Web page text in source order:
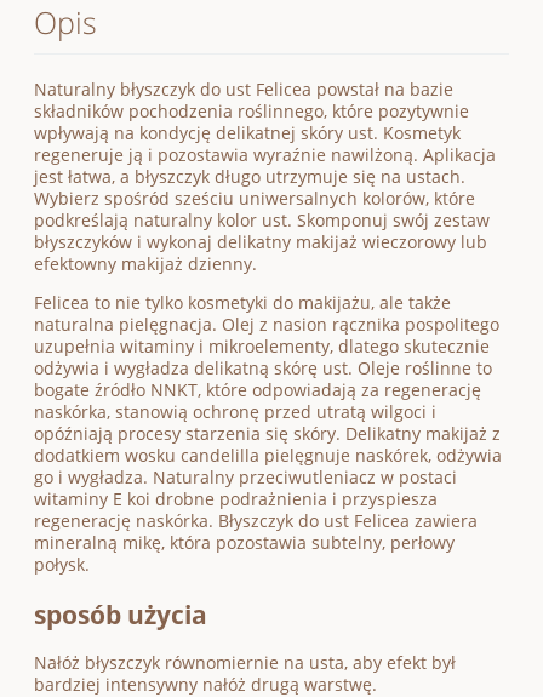
Opis
Naturalny błyszczyk do ust Felicea powstał na bazie
składników pochodzenia roślinnego, które pozytywnie
wpływają na kondycję delikatnej skóry ust. Kosmetyk
regeneruje ją i pozostawia wyraźnie nawilżoną. Aplikacja
jest łatwa, a błyszczyk długo utrzymuje się na ustach.
Wybierz spośród sześciu uniwersalnych kolorów, które
podkreślają naturalny kolor ust. Skomponuj swój zestaw
błyszczyków i wykonaj delikatny makijaż wieczorowy lub
efektowny makijaż dzienny.
Felicea to nie tylko kosmetyki do makijażu, ale także
naturalna pielęgnacja. Olej z nasion rącznika pospolitego
uzupełnia witaminy i mikroelementy, dlatego skutecznie
odżywia i wygładza delikatną skórę ust. Oleje roślinne to
bogate źródło NNKT, które odpowiadają za regenerację
naskórka, stanowią ochronę przed utratą wilgoci i
opóźniają procesy starzenia się skóry. Delikatny makijaż z
dodatkiem wosku candelilla pielęgnuje naskórek, odżywia
go i wygładza. Naturalny przeciwutleniacz w postaci
witaminy E koi drobne podrażnienia i przyspiesza
regenerację naskórka. Błyszczyk do ust Felicea zawiera
mineralną mikę, która pozostawia subtelny, perłowy
połysk.
sposób użycia
Nałóż błyszczyk równomiernie na usta, aby efekt był
bardziej intensywny nałóż drugą warstwę.